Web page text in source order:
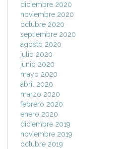
diciembre 2020
noviembre 2020
octubre 2020
septiembre 2020
agosto 2020
julio 2020
junio 2020
mayo 2020
abril 2020
marzo 2020
febrero 2020
enero 2020
diciembre 2019
noviembre 2019
octubre 2019